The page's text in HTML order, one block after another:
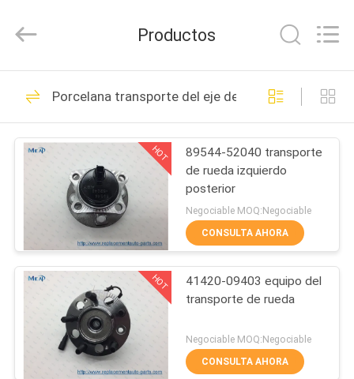
HOGAR
PRODUCTOS
SOBRE
NOSOTROS
VIAJE
FÁBRICA
Parts
Rights
Sensor auto del
oxígeno
108
Interruptor auto del
elevalunas eléctrico
72
Productos
Porcelana transporte del eje del coche
HOT
89544-52040 transporte
de rueda izquierdo
posterior
Negociable MOQ:Negociable
CONSULTA AHORA
HOT
41420-09403 equipo del
transporte de rueda
Negociable MOQ:Negociable
CONSULTA AHORA